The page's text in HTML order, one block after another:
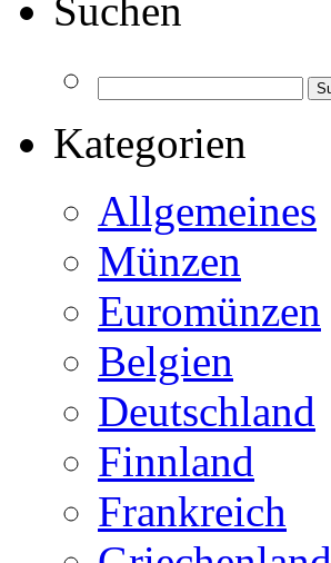
Suchen
Kategorien
Allgemeines
Münzen
Euromünzen
Belgien
Deutschland
Finnland
Frankreich